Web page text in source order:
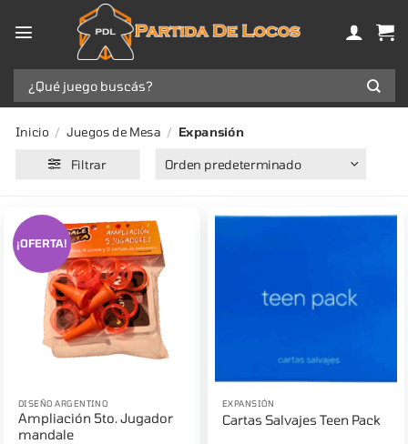
Buscar
por:
Inicio / Juegos de Mesa / Expansión
Filtrar
¡OFERTA!
DISEÑO ARGENTINO
Ampliación 5to. Jugador
mandale
EXPANSIÓN
Cartas Salvajes Teen Pack